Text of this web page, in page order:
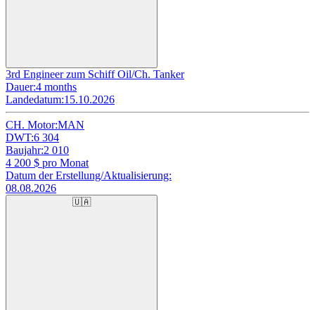
3rd Engineer zum Schiff Oil/Ch. Tanker
Dauer:4 months
Landedatum:15.10.2026
CH. Motor:MAN
DWT:6 304
Baujahr:2 010
4 200 $ pro Monat
Datum der Erstellung/Aktualisierung:
08.08.2026
🇺🇦